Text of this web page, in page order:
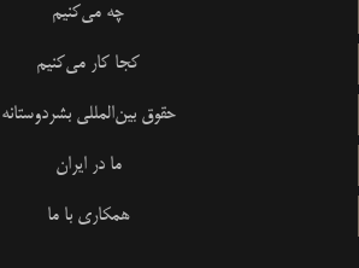
چه می‌کنیم
کجا کار می‌کنیم
حقوق بین‌المللی بشردوستانه
ما در ایران
همکاری با ما